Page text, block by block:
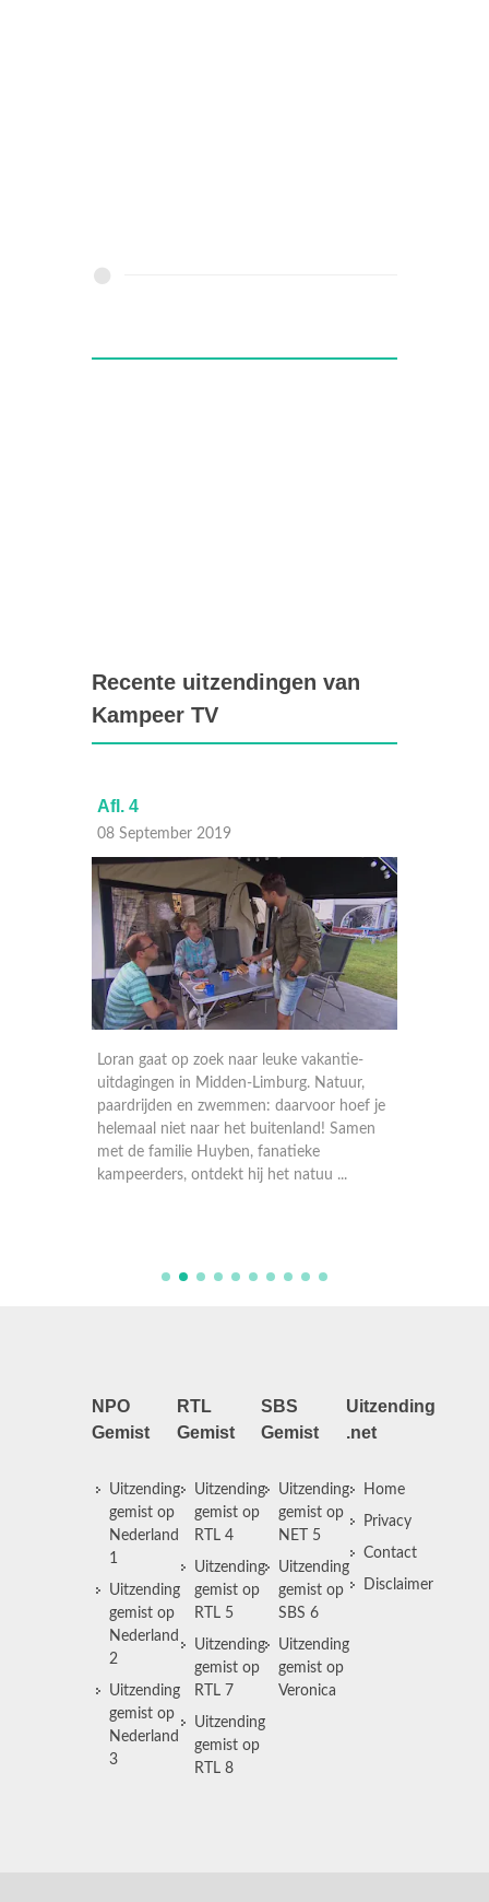
Recente uitzendingen van
Kampeer TV
Afl. 4
08 September 2019
Loran gaat op zoek naar leuke vakantie-
uitdagingen in Midden-Limburg. Natuur,
paardrijden en zwemmen: daarvoor hoef je
helemaal niet naar het buitenland! Samen
met de familie Huyben, fanatieke
kampeerders, ontdekt hij het natuu ...
NPO
Gemist
Uitzending
gemist op
Nederland
1
Uitzending
gemist op
Nederland
2
Uitzending
gemist op
Nederland
3
RTL
Gemist
Uitzending
gemist op
RTL 4
Uitzending
gemist op
RTL 5
Uitzending
gemist op
RTL 7
Uitzending
gemist op
RTL 8
SBS
Gemist
Uitzending
gemist op
NET 5
Uitzending
gemist op
SBS 6
Uitzending
gemist op
Veronica
Uitzending
.net
Home
Privacy
Contact
Disclaimer